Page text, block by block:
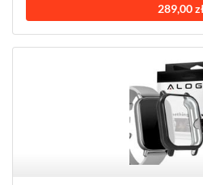
289,00